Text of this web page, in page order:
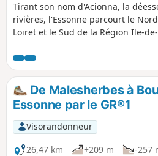
Tirant son nom d'Acionna, la
rivières, l'Essonne parcourt le
Loiret et le Sud de la Région Ile-
dernières le remontent. Ces neuf
train. Une étape, non accessible
amont. L'itinéraire alterne les
les passages dans les bois et ceux
De Malesherbes à
Essonne par le GR®1
Visorandonneur
26,47 km
+209 m -257